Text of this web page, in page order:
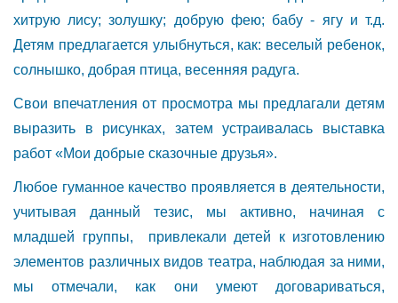
хитрую лису; золушку; добрую фею; бабу - ягу и т.д.
Детям предлагается улыбнуться, как: веселый ребенок,
солнышко, добрая птица, весенняя радуга.
Свои впечатления от просмотра мы предлагали детям
выразить в рисунках, затем устраивалась выставка
работ «Мои добрые сказочные друзья».
Любое гуманное качество проявляется в деятельности,
учитывая данный тезис, мы активно, начиная с
младшей группы, привлекали детей к изготовлению
элементов различных видов театра, наблюдая за ними,
мы отмечали, как они умеют договариваться,